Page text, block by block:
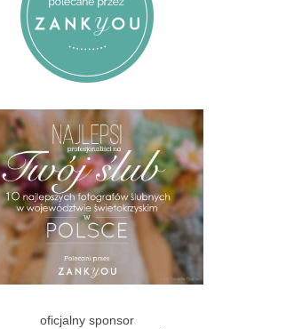
oficjalny sponsor